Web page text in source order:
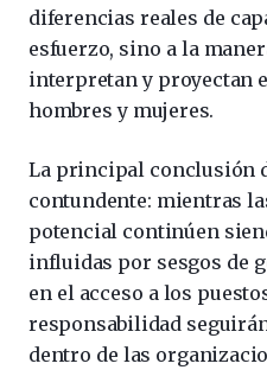
diferencias reales de
esfuerzo, sino a la
interpretan y proyectan
hombres y mujeres.
La principal conclusión
contundente: mientras
potencial continúen
influidas por sesgos de
en el acceso a los
responsabilidad
dentro de las